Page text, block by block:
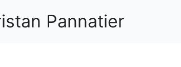
Pannatier